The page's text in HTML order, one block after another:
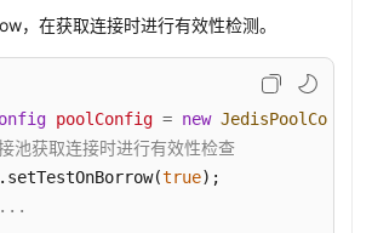
，在获取连接时进行有效性检测。
poolConfig = new JedisPoolConfig
池获取连接时进行有效性检查
true
...